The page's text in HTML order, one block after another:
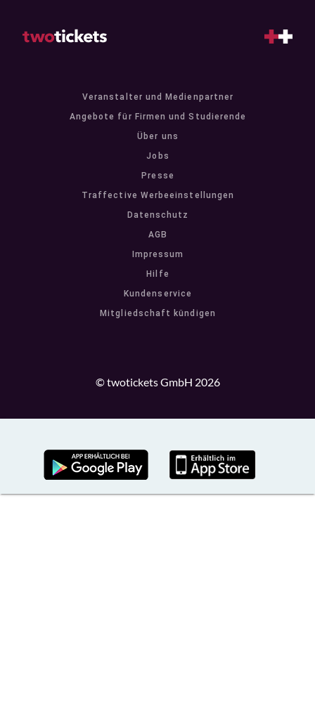
Veranstalter und Medienpartner
Angebote für Firmen und Studierende
Über uns
Jobs
Presse
Traffective Werbeeinstellungen
Datenschutz
AGB
Impressum
Hilfe
Kundenservice
Mitgliedschaft kündigen
© twotickets GmbH 2026